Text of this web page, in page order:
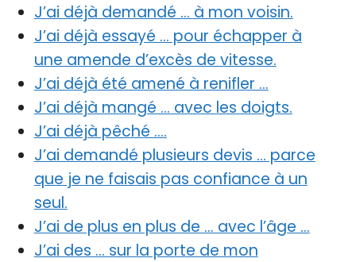
J’ai déjà demandé … à mon voisin.
J’ai déjà essayé … pour échapper à
une amende d’excès de vitesse.
J’ai déjà été amené à renifler …
J’ai déjà mangé … avec les doigts.
J’ai déjà pêché ….
J’ai demandé plusieurs devis … parce
que je ne faisais pas confiance à un
seul.
J’ai de plus en plus de … avec l’âge …
J’ai des … sur la porte de mon